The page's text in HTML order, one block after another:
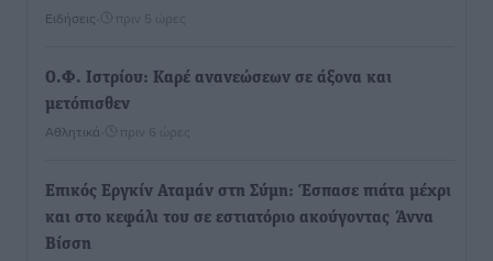
Ειδήσεις πριν 5 ώρες
Ο.Φ. Ιστρίου: Καρέ ανανεώσεων σε άξονα και
μετόπισθεν
Αθλητικά πριν 6 ώρες
Επικός Εργκίν Αταμάν στη Σύμη: Έσπασε πιάτα μέχρι
και στο κεφάλι του σε εστιατόριο ακούγοντας Άννα
Βίσση